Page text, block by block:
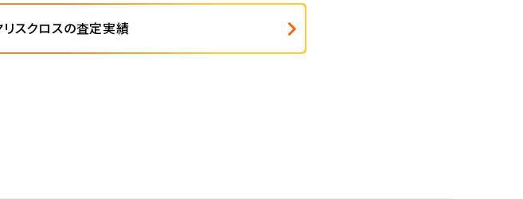
リスクロスの査定実績